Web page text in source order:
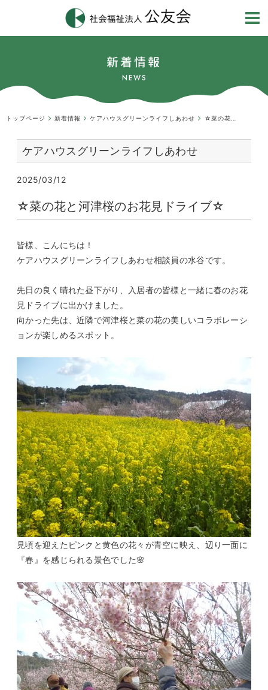
新着情報
NEWS
トップページ 新着情報 ケアハウスグリーンライフしあわせ
ケアハウスグリーンライフしあわせ
2025/03/12
☆菜の花と河津桜のお花見ドライブ☆
皆様、こんにちは！
ケアハウスグリーンライフしあわせ相談員の水谷です。
先日の良く晴れた昼下がり、入居者の皆様と一緒に春のお花
見ドライブに出かけました。
向かった先は、近隣で河津桜と菜の花の美しいコラボレーシ
ョンが楽しめるスポット。
見頃を迎えたピンクと黄色の花々が青空に映え、辺り一面に
『春』を感じられる景色でした🌸